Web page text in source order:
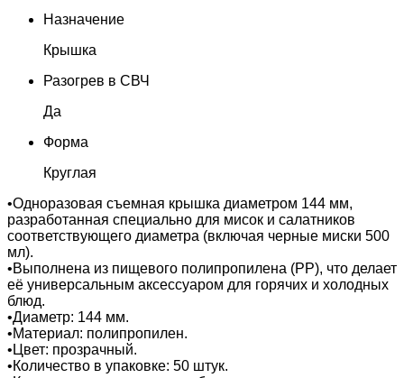
Назначение
Крышка
Разогрев в СВЧ
Да
Форма
Круглая
•Одноразовая съемная крышка диаметром 144 мм,
разработанная специально для мисок и салатников
соответствующего диаметра (включая черные миски 500
мл).
•Выполнена из пищевого полипропилена (PP), что делает
её универсальным аксессуаром для горячих и холодных
блюд.
•Диаметр: 144 мм.
•Материал: полипропилен.
•Цвет: прозрачный.
•Количество в упаковке: 50 штук.